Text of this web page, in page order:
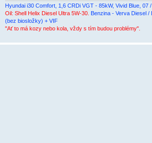
Hyundai i30 Comfort, 1,6 CRDi VGT - 85kW, Vivid Blue, 07 /
Oil: Shell Helix Diesel Ultra 5W-30.
Benzina - Verva Diesel /
(bez biosložky) + VIF
"Ať to má kozy nebo kola, vždy s tím budou problémy".